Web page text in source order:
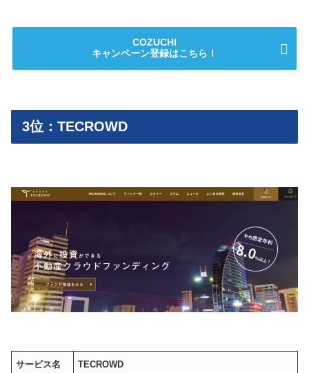
COZUCHI
キャンペーン登録はこちら！
3位：TECROWD
サービス名 TECROWD